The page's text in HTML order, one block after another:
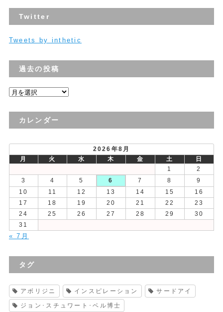
Twitter
Tweets by inthetic
過去の投稿
過
の
カレンダー
2026年8月
月
火 水 木 金 土
日
1
2
3
4 5 6 7 8
9
10
11 12 13 14 15
16
17
18 19 20 21 22
23
24
25 26 27 28 29
30
31
« 7月
タグ
アボリジニ インスピレーション サードアイ
ジョン･スチュワート･ベル博士